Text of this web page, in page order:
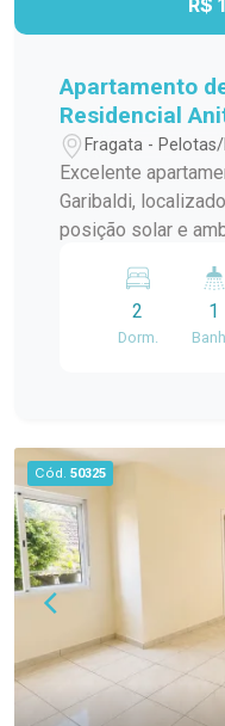
R$
Apartamento
Residencial
Fragata
Fragata - Pelotas/
Excelente
Garibaldi,
posição solar e
cozinha, área de
oferecendo
Duque de Caxias,
supermercados,
público e demais
busca segurança,
custo-benefício.
2
Dorm.
1
Cód. 50325